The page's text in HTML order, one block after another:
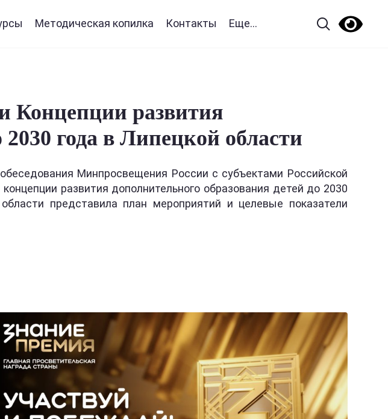
Методическая копилка Контакты Еще...
Концепции развития
года в Липецкой области
Минпросвещения России с субъектами Российской
развития дополнительного образования детей до 2030
представила план мероприятий и целевые показатели